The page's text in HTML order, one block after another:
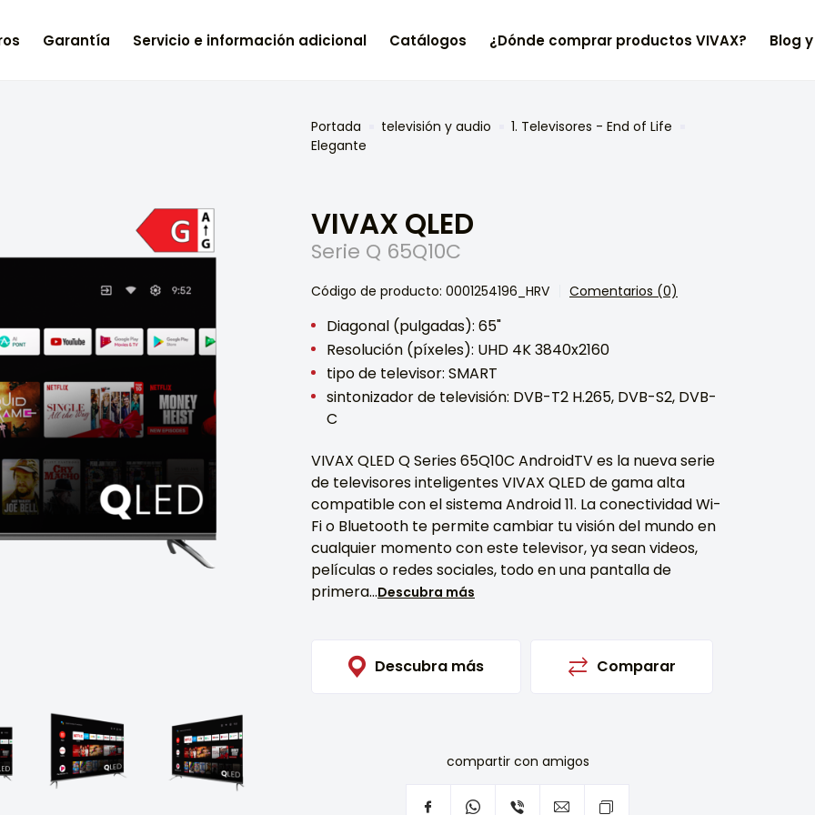
Garantía Servicio e información adicional Catálogos ¿Dónde comprar productos VIVAX? Blog
Portada televisión y audio
1. Televisores - End of Life
Elegante
VIVAX QLED
Serie Q 65Q10C
Código de producto: 0001254196_HRV Comentarios (0)
Diagonal (pulgadas): 65"
Resolución (píxeles): UHD 4K 3840x2160
tipo de televisor: SMART
sintonizador de televisión: DVB-T2 H.265, DVB-S2, DVB-
C
VIVAX QLED Q Series 65Q10C AndroidTV es la nueva serie
de televisores inteligentes VIVAX QLED de gama alta
compatible con el sistema Android 11. La conectividad Wi-
Fi o Bluetooth te permite cambiar tu visión del mundo en
cualquier momento con este televisor, ya sean videos,
películas o redes sociales, todo en una pantalla de
primera...Descubra más
Descubra más Comparar
compartir con amigos